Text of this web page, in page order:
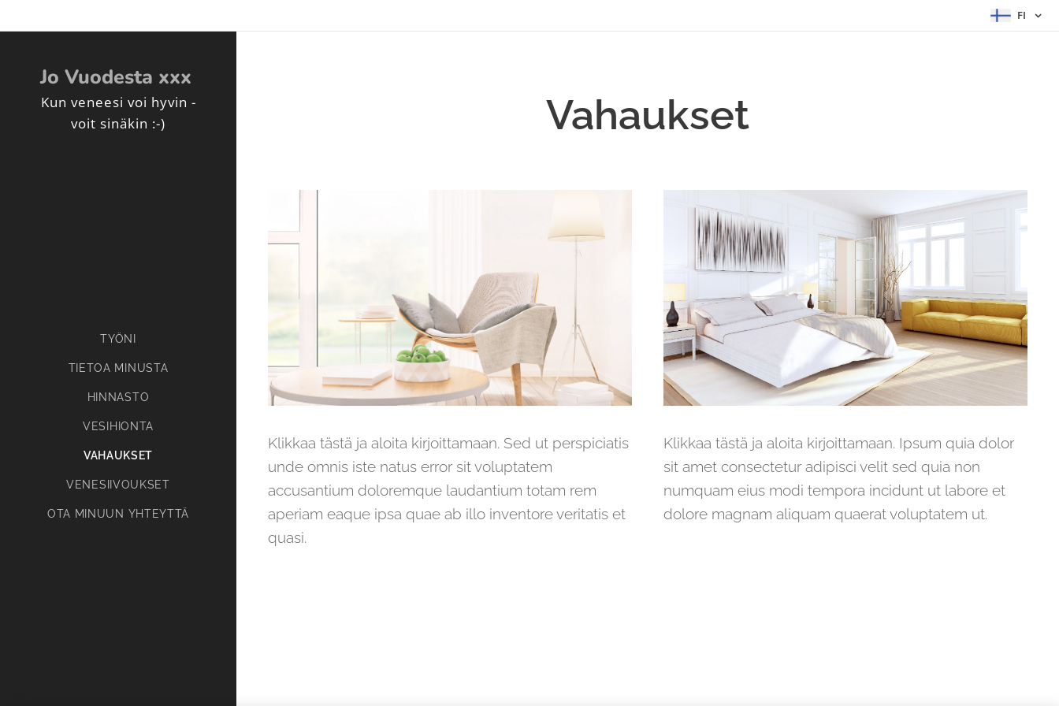
FI
Jo Vuodesta xxx
Kun veneesi voi hyvin -
voit sinäkin :-)
TYÖNI
TIETOA MINUSTA
HINNASTO
VESIHIONTA
VAHAUKSET
VENESIIVOUKSET
OTA MINUUN YHTEYTTÄ
Vahaukset
Klikkaa tästä ja aloita kirjoittamaan. Sed ut perspiciatis
unde omnis iste natus error sit voluptatem
accusantium doloremque laudantium totam rem
aperiam eaque ipsa quae ab illo inventore veritatis et
quasi.
Klikkaa tästä ja aloita kirjoittamaan. Ipsum quia dolor
sit amet consectetur adipisci velit sed quia non
numquam eius modi tempora incidunt ut labore et
dolore magnam aliquam quaerat voluptatem ut.